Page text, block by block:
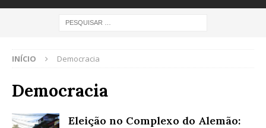
INÍCIO Democracia
Democracia
Eleição no Complexo do Alemão: